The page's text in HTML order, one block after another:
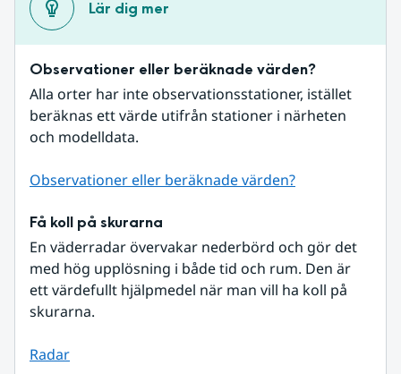
Lär dig mer
Observationer eller beräknade värden?
Alla orter har inte observationsstationer, istället
beräknas ett värde utifrån stationer i närheten
och modelldata.
Observationer eller beräknade värden?
Få koll på skurarna
En väderradar övervakar nederbörd och gör det
med hög upplösning i både tid och rum. Den är
ett värdefullt hjälpmedel när man vill ha koll på
skurarna.
Radar